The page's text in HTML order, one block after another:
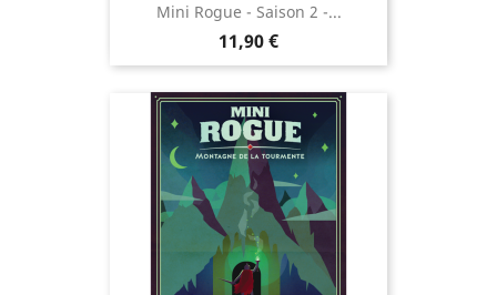
Mini Rogue - Saison 2 -...
Prix
11,90 €